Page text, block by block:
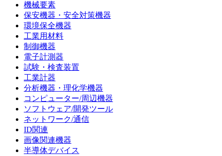
機械要素
保安機器・安全対策機器
環境保全機器
工業用材料
制御機器
電子計測器
試験・検査装置
工業計器
分析機器・理化学機器
コンピューター/周辺機器
ソフトウェア/開発ツール
ネットワーク/通信
ID関連
画像関連機器
半導体デバイス